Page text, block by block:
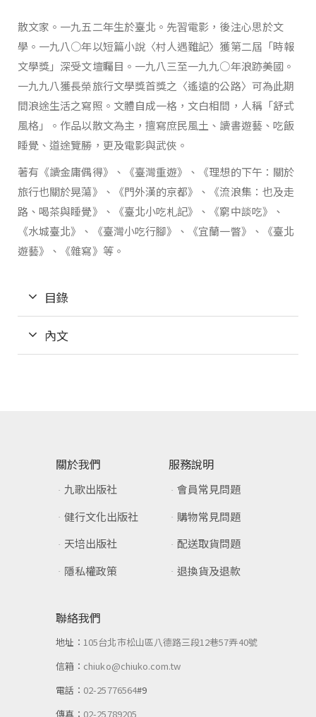
散文家。一九五二年生於臺北。先習電影，後注心思於文
學。一九八○年以短篇小說〈村人遇難記〉獲第二屆「時報
文學獎」深受文壇矚目。一九八三至一九九○年浪跡美國。
一九九八獲長榮旅行文學獎首獎之〈遙遠的公路〉可為此期
間浪途生活之寫照。文體自成一格，文白相間，人稱「舒式
風格」。作品以散文為主，擅寫庶民風土、讀書遊藝、吃飯
睡覺、道途覽勝，更及電影與武俠。
著有《讀金庸偶得》、《臺灣重遊》、《理想的下午：關於
旅行也關於晃蕩》、《門外漢的京都》、《流浪集：也及走
路、喝茶與睡覺》、《臺北小吃札記》、《窮中談吃》、
《水城臺北》、《臺灣小吃行腳》、《宜蘭一瞥》、《臺北
遊藝》、《雜寫》等。
目錄
內文
關於我們
九歌出版社
健行文化出版社
天培出版社
隱私權政策
服務說明
會員常見問題
購物常見問題
配送取貨問題
退換貨及退款
聯絡我們
地址：105台北市松山區八德路三段12巷57弄40號
信箱： chiuko@chiuko.com.tw
電話： 02-25776564#9
傳真： 02-25789205